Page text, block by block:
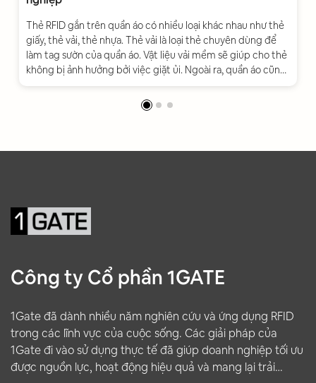
Thẻ RFID gắn trên quần áo có nhiều loại khác nhau như thẻ
giấy, thẻ vải, thẻ nhựa. Thẻ vải là loại thẻ chuyên dùng để
làm tag sườn của quần áo. Vật liệu vải mềm sẽ giúp cho thẻ
không bị ảnh hưởng bởi việc giặt ủi. Ngoài ra, quần áo cũng
Công ty Cổ phần 1GATE
1Gate đã dành nhiều năm nghiên cứu và ứng dụng RFID
trong các lĩnh vực của cuộc sống. Các giải pháp của
1Gate đi vào sử dụng thực tế đã giúp doanh nghiệp tối ưu
được nguồn lực, hoạt động hiệu quả và mang lại trải